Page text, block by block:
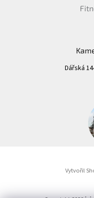
Dářská
Vytvořil